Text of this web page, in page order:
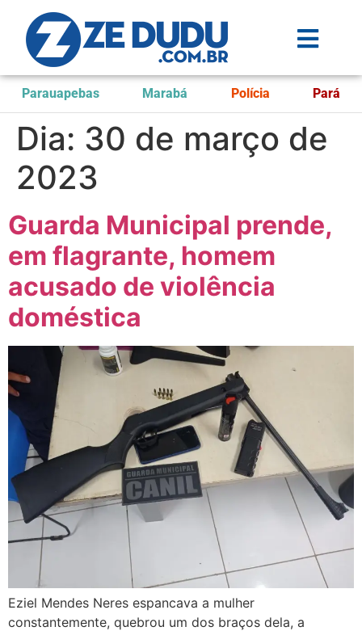
Parauapebas Marabá Polícia Pará
Dia: 30 de março de
2023
Guarda Municipal prende,
em flagrante, homem
acusado de violência
doméstica
Eziel Mendes Neres espancava a mulher
constantemente, quebrou um dos braços dela, a